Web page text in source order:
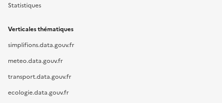
Statistiques
Verticales thématiques
simplifions.data.gouv.fr
meteo.data.gouv.fr
transport.data.gouv.fr
ecologie.data.gouv.fr